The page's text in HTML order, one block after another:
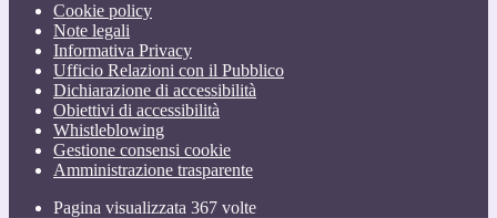
Cookie policy
Note legali
Informativa Privacy
Ufficio Relazioni con il Pubblico
Dichiarazione di accessibilità
Obiettivi di accessibilità
Whistleblowing
Gestione consensi cookie
Amministrazione trasparente
Pagina visualizzata 367 volte